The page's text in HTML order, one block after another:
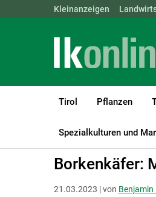
Landwirtschaftskammern:
Kleinanzeigen
Tirol Pflanzen
Spezialkulturen und
LK Tirol Forst Waldbau &
Borkenkäfer:
21.03.2023 | von